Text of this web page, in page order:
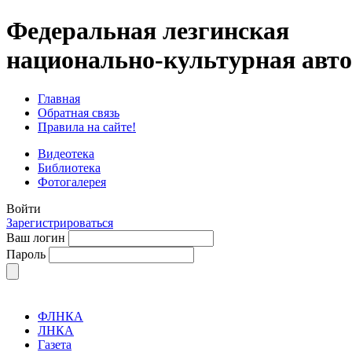
Федеральная лезгинская
национально-культурная
Главная
Обратная связь
Правила на сайте!
Видеотека
Библиотека
Фотогалерея
Войти
Зарегистрироваться
Ваш логин
Пароль
ФЛНКА
ЛНКА
Газета